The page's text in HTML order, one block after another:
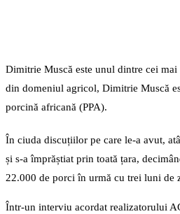
Dimitrie Muscă este unul dintre cei
din domeniul agricol, Dimitrie Muscă
porcină africană (PPA).
În ciuda discuțiilor pe care le-a avut,
și s-a împrăștiat prin toată țara,
22.000 de porci în urmă cu trei luni de
Într-un interviu acordat realizatorului